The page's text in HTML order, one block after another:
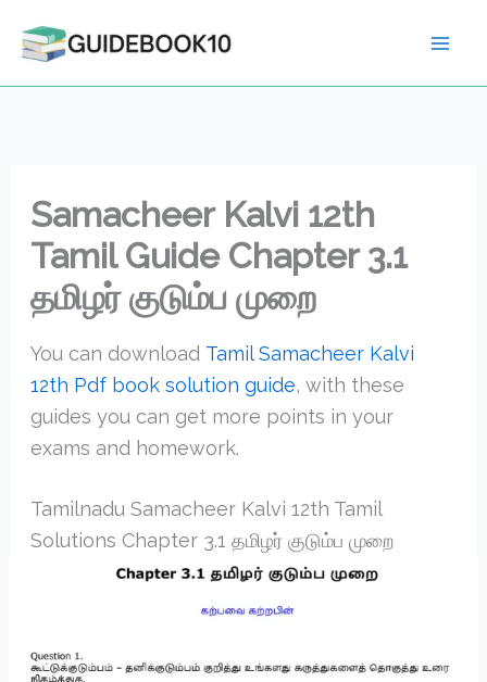
Samacheer Kalvi 12th
Tamil Guide Chapter 3.1
தமிழர் குடும்ப முறை
You can download Tamil Samacheer Kalvi
12th Pdf book solution guide, with these
guides you can get more points in your
exams and homework.
Tamilnadu Samacheer Kalvi 12th Tamil
Solutions Chapter 3.1 தமிழர் குடும்ப முறை